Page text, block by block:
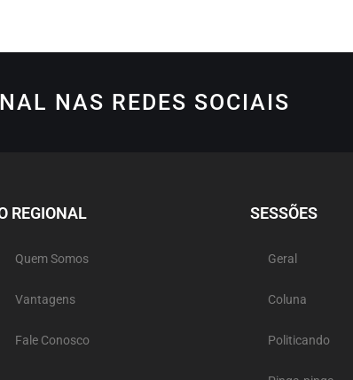
NAS REDES SOCIAIS
REGIONAL
Quem Somos
Vantagens
Fale Conosco
SESSÕES
Geral
Coluna
Politicando